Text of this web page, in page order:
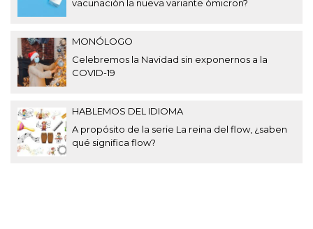
vacunación la nueva variante ómicron?
MONÓLOGO
Celebremos la Navidad sin exponernos a la
COVID-19
HABLEMOS DEL IDIOMA
A propósito de la serie La reina del flow, ¿saben
qué significa flow?